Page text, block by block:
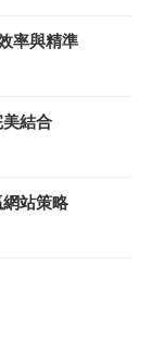
率與精準
結合
站策略